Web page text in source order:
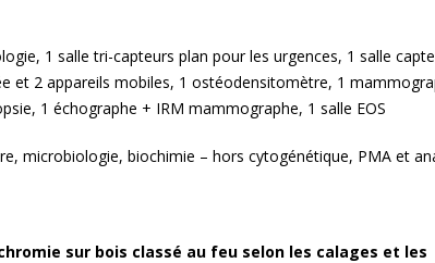
1 salle tri-capteurs plan pour les urgences, 1 salle
et 2 appareils mobiles, 1 ostéodensitomètre, 1
1 échographe + IRM mammographe, 1 salle EOS
microbiologie, biochimie – hors cytogénétique, PMA et
sur bois classé au feu selon les calages et les